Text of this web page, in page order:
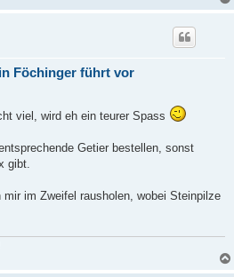
Föchinger führt vor
viel, wird eh ein teurer Spass
Getier bestellen, sonst
gibt.
im Zweifel rausholen, wobei Steinpilze